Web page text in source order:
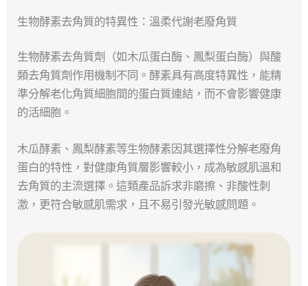
生物酵素去角質的特異性：溫柔代謝老廢角質
生物酵素去角質劑（如木瓜蛋白酶、鳳梨蛋白酶）與酸
類去角質劑作用機制不同。酵素具有高度特異性，能精
準分解老化角質細胞間的蛋白質連結，而不會影響健康
的活細胞。
木瓜酵素、鳳梨酵素等生物酵素因其選擇性分解老廢角
蛋白的特性，對健康角質層影響較小，成為敏感肌溫和
去角質的主流選擇。這類產品訴求非磨擦、非酸性刺
激，更符合敏感肌需求，且不易引發光敏感問題。